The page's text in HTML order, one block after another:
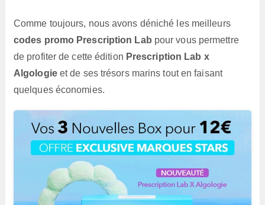
Comme toujours, nous avons déniché les meilleurs
codes promo Prescription Lab pour vous permettre
de profiter de cette édition Prescription Lab x
Algologieet de ses trésors marins tout en faisant
quelques économies.